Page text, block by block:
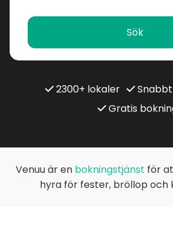
Sök
2300+ lokaler
Gratis
Venuu är en bokningstjänst för
hyra för fester, bröllop och